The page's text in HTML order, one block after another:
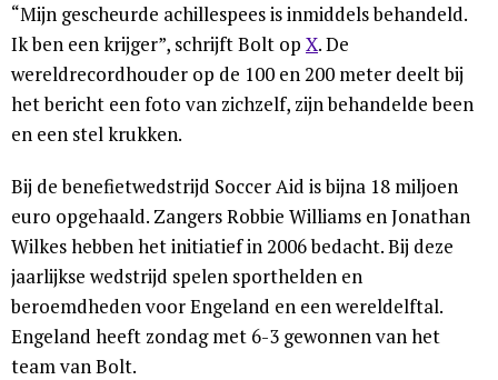
“Mijn gescheurde achillespees is inmiddels behandeld.
Ik ben een krijger”, schrijft Bolt op X. De
wereldrecordhouder op de 100 en 200 meter deelt bij
het bericht een foto van zichzelf, zijn behandelde been
en een stel krukken.
Bij de benefietwedstrijd Soccer Aid is bijna 18 miljoen
euro opgehaald. Zangers Robbie Williams en Jonathan
Wilkes hebben het initiatief in 2006 bedacht. Bij deze
jaarlijkse wedstrijd spelen sporthelden en
beroemdheden voor Engeland en een wereldelftal.
Engeland heeft zondag met 6-3 gewonnen van het
team van Bolt.